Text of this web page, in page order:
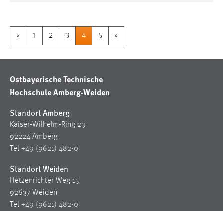
« 1 2 3 4 5 »
Ostbayerische Technische
Hochschule Amberg-Weiden
Standort Amberg
Kaiser-Wilhelm-Ring 23
92224 Amberg
Tel +49 (9621) 482-0
Standort Weiden
Hetzenrichter Weg 15
92637 Weiden
Tel +49 (9621) 482-0